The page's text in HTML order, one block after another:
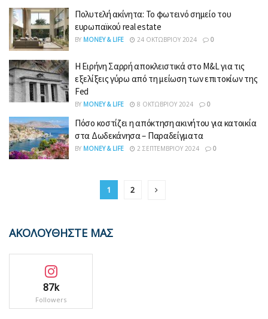
Πολυτελή ακίνητα: Το φωτεινό σημείο του
ευρωπαϊκού real estate
BY MONEY & LIFE 24 ΟΚΤΩΒΡΊΟΥ 2024 0
Η Ειρήνη Σαρρή αποκλειστικά στο M&L για τις
εξελίξεις γύρω από τη μείωση των επιτοκίων της
Fed
BY MONEY & LIFE 8 ΟΚΤΩΒΡΊΟΥ 2024 0
Πόσο κοστίζει η απόκτηση ακινήτου για κατοικία
στα Δωδεκάνησα – Παραδείγματα
BY MONEY & LIFE 2 ΣΕΠΤΕΜΒΡΊΟΥ 2024 0
1 2
ΑΚΟΛΟΥΘΗΣΤΕ ΜΑΣ
87k
Followers